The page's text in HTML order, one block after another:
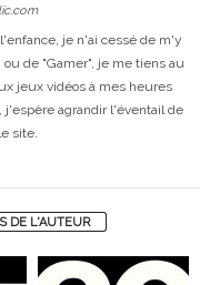
je n'ai cessé de m'y
de "Gamer", je me tiens au
jeux vidéos à mes heures
j'espère agrandir l'éventail de
site.
DE L'AUTEUR